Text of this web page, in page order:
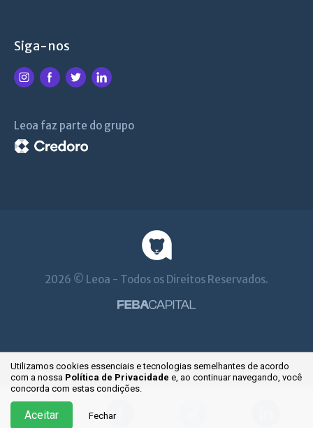
Utilizamos cookies essenciais e tecnologias semelhantes de acordo
com a nossa Política de Privacidade e, ao continuarnavegando, você
concorda com estas condições.
Aceitar Fechar
Siga-nos
Leoa faz parte do grupo
2026 © Leoa - Todos os Direitos Reservados.